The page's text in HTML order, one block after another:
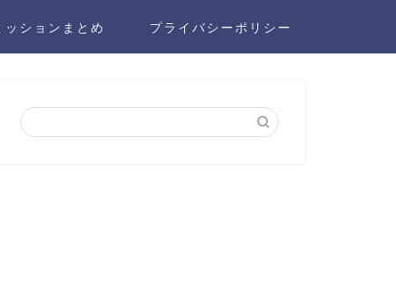
ッションまとめ プライバシーポリシー